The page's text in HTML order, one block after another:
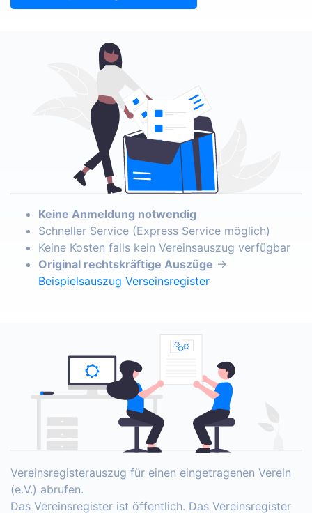
Keine Anmeldung notwendig
Schneller Service (Express Service möglich)
Keine Kosten falls kein Vereinsauszug verfügbar
Original rechtskräftige Auszüge →
Beispielsauszug Verseinsregister
Vereinsregisterauszug für einen eingetragenen Verein
(e.V.) abrufen.
Das Vereinsregister ist öffentlich. Das Vereinsregister